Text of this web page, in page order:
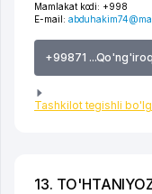
Mamlakat kodi: +998
E-mail:
+99871
Tashkilot tegishli
13.